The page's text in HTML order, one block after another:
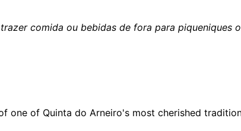
comida ou bebidas de fora para piqueniques
one of Quinta do Arneiro's most cherished